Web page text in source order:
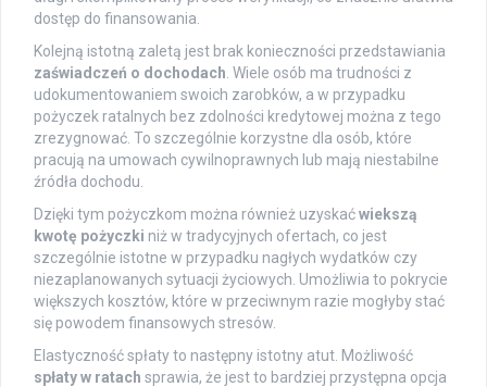
dostęp do finansowania.
Kolejną istotną zaletą jest brak konieczności przedstawiania
zaświadczeń o dochodach . Wiele osób ma trudności z
udokumentowaniem swoich zarobków, a w przypadku
pożyczek ratalnych bez zdolności kredytowej można z tego
zrezygnować. To szczególnie korzystne dla osób, które
pracują na umowach cywilnoprawnych lub mają niestabilne
źródła dochodu.
Dzięki tym pożyczkom można również uzyskaćwiekszą
kwotę pożyczki niż w tradycyjnych ofertach, co jest
szczególnie istotne w przypadku nagłych wydatków czy
niezaplanowanych sytuacji życiowych. Umożliwia to pokrycie
większych kosztów, które w przeciwnym razie mogłyby stać
się powodem finansowych stresów.
Elastyczność spłaty to następny istotny atut. Możliwość
spłaty w ratach sprawia, że jest to bardziej przystępna opcja